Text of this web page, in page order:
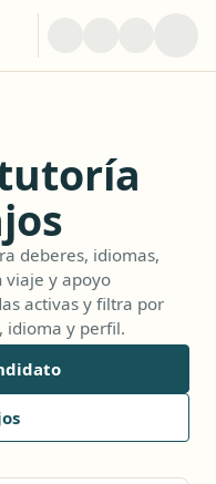
deberes, idiomas,
viaje y apoyo
activas y filtra por
idioma y perfil.